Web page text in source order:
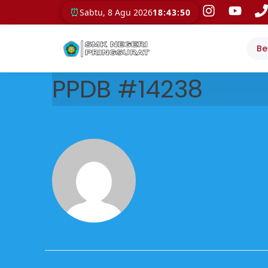
⏰Sabtu, 8 Agu 202618:43:50
PPDB #14238